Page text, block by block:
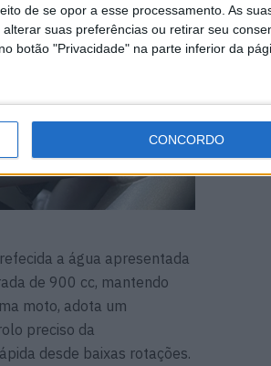
de se opor a esse processamento. As
suas preferências ou retirar seu
botão "Privacidade" na parte inferior da
CONCORDO
a água apresentada
de 900 cc, mantendo
moto, adota um
preciso da
desde baixas rotações.